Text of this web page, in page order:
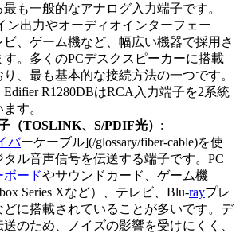
も一般的なアナログ入力端子です。
ン出力やオーディオインターフェー
ビ、ゲーム機など、幅広い機器で採用さ
す。多くのPCデスクスピーカーに搭載
り、最も基本的な接続方法の一つです。
R1280DBはRCA入力端子を2系統
す。
（TOSLINK、S/PDIF光） :
バーケーブル](/glossary/fiber-cable)を使
タル音声信号を伝送する端子です。PC
ボードやサウンドカード、ゲーム機
Series Xなど）、テレビ、Blu-rayプレ
どに搭載されていることが多いです。デ
送のため、ノイズの影響を受けにくく、